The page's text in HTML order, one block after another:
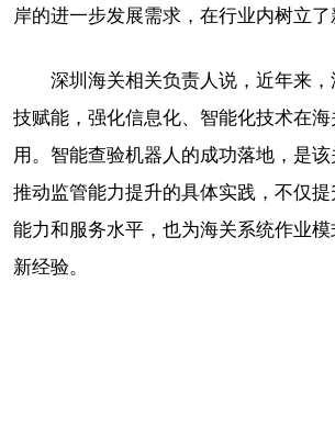
岸的进一步发展需求，在行业内树立了
深圳海关相关负责人说，近年来
技赋能，强化信息化、智能化技术在
用。智能查验机器人的成功落地，是
推动监管能力提升的具体实践，不仅
能力和服务水平，也为海关系统作业模
新经验。